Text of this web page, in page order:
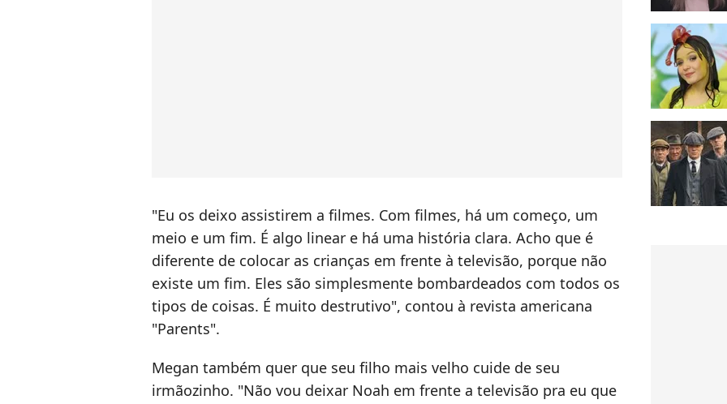
"Eu os deixo assistirem a filmes. Com filmes, há um começo, um
meio e um fim. É algo linear e há uma história clara. Acho que é
diferente de colocar as crianças em frente à televisão, porque não
existe um fim. Eles são simplesmente bombardeados com todos os
tipos de coisas. É muito destrutivo", contou à revista americana
"Parents".
Megan também quer que seu filho mais velho cuide de seu
irmãozinho. "Não vou deixar Noah em frente a televisão pra eu que